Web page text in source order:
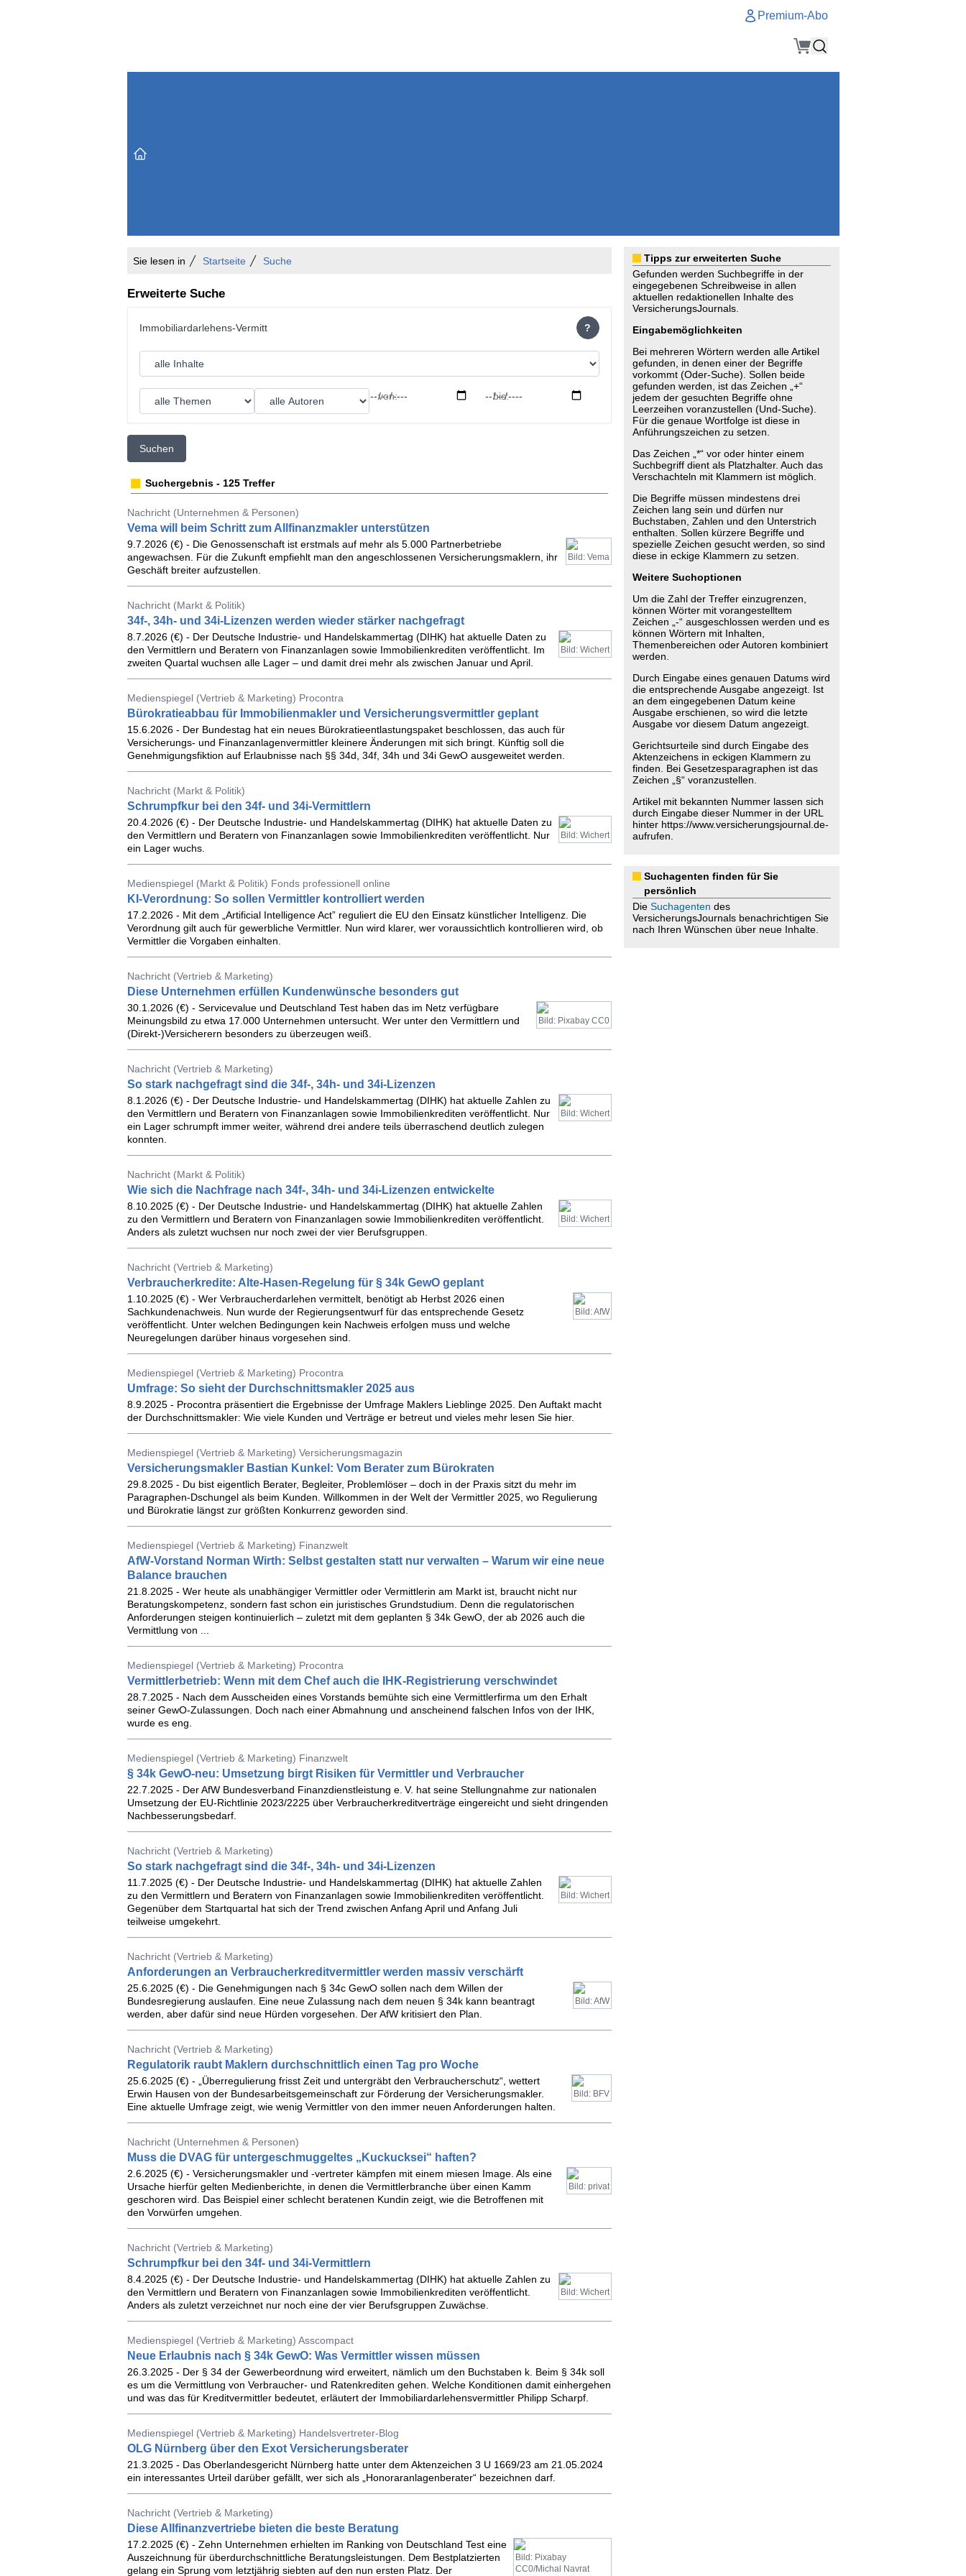
Premium-Abo
Sie lesen in Startseite Suche
Erweiterte Suche
?
von: bis:
Suchen
Suchergebnis - 125 Treffer
Nachricht (Unternehmen & Personen)
Vema will beim Schritt zum Allfinanzmakler unterstützen
Bild: Vema
9.7.2026 (€) - Die Genossenschaft ist erstmals auf mehr als 5.000 Partnerbetriebe
angewachsen. Für die Zukunft empfiehlt man den angeschlossenen Versicherungsmaklern, ihr
Geschäft breiter aufzustellen.
Nachricht (Markt & Politik)
34f-, 34h- und 34i-Lizenzen werden wieder stärker nachgefragt
Bild: Wichert
8.7.2026 (€) - Der Deutsche Industrie- und Handelskammertag (DIHK) hat aktuelle Daten zu
den Vermittlern und Beratern von Finanzanlagen sowie Immobilienkrediten veröffentlicht. Im
zweiten Quartal wuchsen alle Lager – und damit drei mehr als zwischen Januar und April.
Medienspiegel (Vertrieb & Marketing) Procontra
Bürokratieabbau für Immobilienmakler und Versicherungsvermittler geplant
15.6.2026 - Der Bundestag hat ein neues Bürokratieentlastungspaket beschlossen, das auch für
Versicherungs- und Finanzanlagenvermittler kleinere Änderungen mit sich bringt. Künftig soll die
Genehmigungsfiktion auf Erlaubnisse nach §§ 34d, 34f, 34h und 34i GewO ausgeweitet werden.
Nachricht (Markt & Politik)
Schrumpfkur bei den 34f- und 34i-Vermittlern
Bild: Wichert
20.4.2026 (€) - Der Deutsche Industrie- und Handelskammertag (DIHK) hat aktuelle Daten zu
den Vermittlern und Beratern von Finanzanlagen sowie Immobilienkrediten veröffentlicht. Nur
ein Lager wuchs.
Medienspiegel (Markt & Politik) Fonds professionell online
KI-Verordnung: So sollen Vermittler kontrolliert werden
17.2.2026 - Mit dem „Artificial Intelligence Act” reguliert die EU den Einsatz künstlicher Intelligenz. Die
Verordnung gilt auch für gewerbliche Vermittler. Nun wird klarer, wer voraussichtlich kontrollieren wird, ob
Vermittler die Vorgaben einhalten.
Nachricht (Vertrieb & Marketing)
Diese Unternehmen erfüllen Kundenwünsche besonders gut
Bild: Pixabay CC0
30.1.2026 (€) - Servicevalue und Deutschland Test haben das im Netz verfügbare
Meinungsbild zu etwa 17.000 Unternehmen untersucht. Wer unter den Vermittlern und
(Direkt-)Versicherern besonders zu überzeugen weiß.
Nachricht (Vertrieb & Marketing)
So stark nachgefragt sind die 34f-, 34h- und 34i-Lizenzen
Bild: Wichert
8.1.2026 (€) - Der Deutsche Industrie- und Handelskammertag (DIHK) hat aktuelle Zahlen zu
den Vermittlern und Beratern von Finanzanlagen sowie Immobilienkrediten veröffentlicht. Nur
ein Lager schrumpft immer weiter, während drei andere teils überraschend deutlich zulegen
konnten.
Nachricht (Markt & Politik)
Wie sich die Nachfrage nach 34f-, 34h- und 34i-Lizenzen entwickelte
Bild: Wichert
8.10.2025 (€) - Der Deutsche Industrie- und Handelskammertag (DIHK) hat aktuelle Zahlen
zu den Vermittlern und Beratern von Finanzanlagen sowie Immobilienkrediten veröffentlicht.
Anders als zuletzt wuchsen nur noch zwei der vier Berufsgruppen.
Nachricht (Vertrieb & Marketing)
Verbraucherkredite: Alte-Hasen-Regelung für § 34k GewO geplant
Bild: AfW
1.10.2025 (€) - Wer Verbraucherdarlehen vermittelt, benötigt ab Herbst 2026 einen
Sachkundenachweis. Nun wurde der Regierungsentwurf für das entsprechende Gesetz
veröffentlicht. Unter welchen Bedingungen kein Nachweis erfolgen muss und welche
Neuregelungen darüber hinaus vorgesehen sind.
Medienspiegel (Vertrieb & Marketing) Procontra
Umfrage: So sieht der Durchschnittsmakler 2025 aus
8.9.2025 - Procontra präsentiert die Ergebnisse der Umfrage Maklers Lieblinge 2025. Den Auftakt macht
der Durchschnittsmakler: Wie viele Kunden und Verträge er betreut und vieles mehr lesen Sie hier.
Medienspiegel (Vertrieb & Marketing) Versicherungsmagazin
Versicherungsmakler Bastian Kunkel: Vom Berater zum Bürokraten
29.8.2025 - Du bist eigentlich Berater, Begleiter, Problemlöser – doch in der Praxis sitzt du mehr im
Paragraphen-Dschungel als beim Kunden. Willkommen in der Welt der Vermittler 2025, wo Regulierung
und Bürokratie längst zur größten Konkurrenz geworden sind.
Medienspiegel (Vertrieb & Marketing) Finanzwelt
AfW-Vorstand Norman Wirth: Selbst gestalten statt nur verwalten – Warum wir eine neue
Balance brauchen
21.8.2025 - Wer heute als unabhängiger Vermittler oder Vermittlerin am Markt ist, braucht nicht nur
Beratungskompetenz, sondern fast schon ein juristisches Grundstudium. Denn die regulatorischen
Anforderungen steigen kontinuierlich – zuletzt mit dem geplanten § 34k GewO, der ab 2026 auch die
Vermittlung von ...
Medienspiegel (Vertrieb & Marketing) Procontra
Vermittlerbetrieb: Wenn mit dem Chef auch die IHK-Registrierung verschwindet
28.7.2025 - Nach dem Ausscheiden eines Vorstands bemühte sich eine Vermittlerfirma um den Erhalt
seiner GewO-Zulassungen. Doch nach einer Abmahnung und anscheinend falschen Infos von der IHK,
wurde es eng.
Medienspiegel (Vertrieb & Marketing) Finanzwelt
§ 34k GewO-neu: Umsetzung birgt Risiken für Vermittler und Verbraucher
22.7.2025 - Der AfW Bundesverband Finanzdienstleistung e. V. hat seine Stellungnahme zur nationalen
Umsetzung der EU-Richtlinie 2023/2225 über Verbraucherkreditverträge eingereicht und sieht dringenden
Nachbesserungsbedarf.
Nachricht (Vertrieb & Marketing)
So stark nachgefragt sind die 34f-, 34h- und 34i-Lizenzen
Bild: Wichert
11.7.2025 (€) - Der Deutsche Industrie- und Handelskammertag (DIHK) hat aktuelle Zahlen
zu den Vermittlern und Beratern von Finanzanlagen sowie Immobilienkrediten veröffentlicht.
Gegenüber dem Startquartal hat sich der Trend zwischen Anfang April und Anfang Juli
teilweise umgekehrt.
Nachricht (Vertrieb & Marketing)
Anforderungen an Verbraucherkreditvermittler werden massiv verschärft
Bild: AfW
25.6.2025 (€) - Die Genehmigungen nach § 34c GewO sollen nach dem Willen der
Bundesregierung auslaufen. Eine neue Zulassung nach dem neuen § 34k kann beantragt
werden, aber dafür sind neue Hürden vorgesehen. Der AfW kritisiert den Plan.
Nachricht (Vertrieb & Marketing)
Regulatorik raubt Maklern durchschnittlich einen Tag pro Woche
Bild: BFV
25.6.2025 (€) - „Überregulierung frisst Zeit und untergräbt den Verbraucherschutz“, wettert
Erwin Hausen von der Bundesarbeitsgemeinschaft zur Förderung der Versicherungsmakler.
Eine aktuelle Umfrage zeigt, wie wenig Vermittler von den immer neuen Anforderungen halten.
Nachricht (Unternehmen & Personen)
Muss die DVAG für untergeschmuggeltes „Kuckucksei“ haften?
Bild: privat
2.6.2025 (€) - Versicherungsmakler und -vertreter kämpfen mit einem miesen Image. Als eine
Ursache hierfür gelten Medienberichte, in denen die Vermittlerbranche über einen Kamm
geschoren wird. Das Beispiel einer schlecht beratenen Kundin zeigt, wie die Betroffenen mit
den Vorwürfen umgehen.
Nachricht (Vertrieb & Marketing)
Schrumpfkur bei den 34f- und 34i-Vermittlern
Bild: Wichert
8.4.2025 (€) - Der Deutsche Industrie- und Handelskammertag (DIHK) hat aktuelle Zahlen zu
den Vermittlern und Beratern von Finanzanlagen sowie Immobilienkrediten veröffentlicht.
Anders als zuletzt verzeichnet nur noch eine der vier Berufsgruppen Zuwächse.
Medienspiegel (Vertrieb & Marketing) Asscompact
Neue Erlaubnis nach § 34k GewO: Was Vermittler wissen müssen
26.3.2025 - Der § 34 der Gewerbeordnung wird erweitert, nämlich um den Buchstaben k. Beim § 34k soll
es um die Vermittlung von Verbraucher- und Ratenkrediten gehen. Welche Konditionen damit einhergehen
und was das für Kreditvermittler bedeutet, erläutert der Immobiliardarlehensvermittler Philipp Scharpf.
Medienspiegel (Vertrieb & Marketing) Handelsvertreter-Blog
OLG Nürnberg über den Exot Versicherungsberater
21.3.2025 - Das Oberlandesgericht Nürnberg hatte unter dem Aktenzeichen 3 U 1669/23 am 21.05.2024
ein interessantes Urteil darüber gefällt, wer sich als „Honoraranlagenberater“ bezeichnen darf.
Nachricht (Vertrieb & Marketing)
Diese Allfinanzvertriebe bieten die beste Beratung
Bild: Pixabay
CC0/Michal Navrat
17.2.2025 (€) - Zehn Unternehmen erhielten im Ranking von Deutschland Test eine
Auszeichnung für überdurchschnittliche Beratungsleistungen. Dem Bestplatzierten
gelang ein Sprung vom letztjährig siebten auf den nun ersten Platz. Der
Tipps zur erweiterten Suche
Gefunden werden Suchbegriffe in der
eingegebenen Schreibweise in allen
aktuellen redaktionellen Inhalte des
VersicherungsJournals.
Eingabemöglichkeiten
Bei mehreren Wörtern werden alle Artikel
gefunden, in denen einer der Begriffe
vorkommt (Oder-Suche). Sollen beide
gefunden werden, ist das Zeichen „+“
jedem der gesuchten Begriffe ohne
Leerzeihen voranzustellen (Und-Suche).
Für die genaue Wortfolge ist diese in
Anführungszeichen zu setzen.
Das Zeichen „*“ vor oder hinter einem
Suchbegriff dient als Platzhalter. Auch das
Verschachteln mit Klammern ist möglich.
Die Begriffe müssen mindestens drei
Zeichen lang sein und dürfen nur
Buchstaben, Zahlen und den Unterstrich
enthalten. Sollen kürzere Begriffe und
spezielle Zeichen gesucht werden, so sind
diese in eckige Klammern zu setzen.
Weitere Suchoptionen
Um die Zahl der Treffer einzugrenzen,
können Wörter mit vorangestelltem
Zeichen „-“ ausgeschlossen werden und es
können Wörtern mit Inhalten,
Themenbereichen oder Autoren kombiniert
werden.
Durch Eingabe eines genauen Datums wird
die entsprechende Ausgabe angezeigt. Ist
an dem eingegebenen Datum keine
Ausgabe erschienen, so wird die letzte
Ausgabe vor diesem Datum angezeigt.
Gerichtsurteile sind durch Eingabe des
Aktenzeichens in eckigen Klammern zu
finden. Bei Gesetzesparagraphen ist das
Zeichen „§“ voranzustellen.
Artikel mit bekannten Nummer lassen sich
durch Eingabe dieser Nummer in der URL
hinter https://www.versicherungsjournal.de-
aufrufen.
Suchagenten finden für Sie
persönlich
Die Suchagenten des
VersicherungsJournals benachrichtigen Sie
nach Ihren Wünschen über neue Inhalte.